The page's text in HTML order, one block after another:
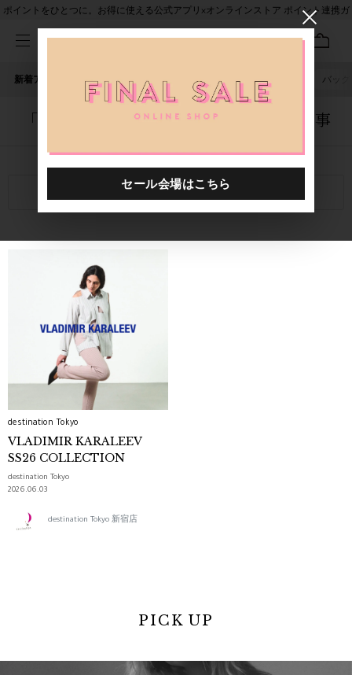
ポイントをひとつに。お得に使える公式アプリ×オンラインストア ポイント連携ガ
新着アイテム 人気ワード セール 40th限定 バッグ
「1058901.2610036.0006」に関する記事
関連キーワード
destination Tokyo
VLADIMIR KARALEEV
SS26 COLLECTION
destination Tokyo
2026.06.03
destination Tokyo 新宿店
PICK UP